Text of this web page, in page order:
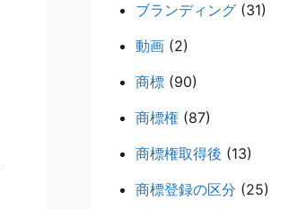
ブランディング (31)
動画 (2)
商標 (90)
商標権 (87)
商標権取得後 (13)
商標登録の区分 (25)